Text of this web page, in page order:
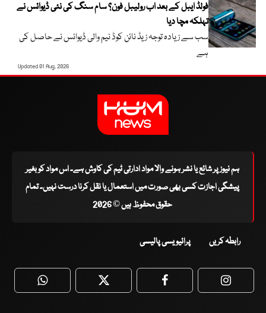
فولڈ ایبل کے بعد اب رولیبل فون؟ سام سنگ کی نئی ڈیوائس نے
تہلکہ مچا دیا
سب سے زیادہ توجہ زیڈ نائن کوڈ نیم والی ڈیوائس نے حاصل کی
ہے
Updated 01 Aug, 2026
ہم نیوز پر شائع یا نشر ہونے والا مواد ادارتی ٹیم کی کاوش ہے۔ اس مواد کو بغیر
پیشگی اجازت کسی بھی صورت میں استعمال یا نقل کرنا درست نہیں۔ تمام
حقوق محفوظ ہیں © 2026
رابطہ کریں پرائیویسی پالیسی
WhatsApp Twitter Facebook